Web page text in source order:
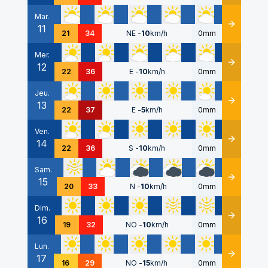
Mar.
11 21 34 NE -10km/h 0mm Détails
Mer.
12 22 36 E -10km/h 0mm Détails
Jeu.
13 22 37 E -5km/h 0mm Détails
Ven.
14 22 36 S -10km/h 0mm Détails
Sam.
15 20 33 N -10km/h 0mm Détails
Dim.
16 19 32 NO -10km/h 0mm Détails
Lun.
17 16 29 NO -15km/h 0mm Détails